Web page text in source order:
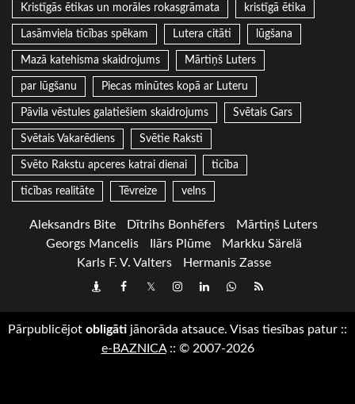
Kristīgās ētikas un morāles rokasgrāmata kristīgā ētika
Lasāmviela ticības spēkam Lutera citāti lūgšana
Mazā katehisma skaidrojums Mārtiņš Luters
par lūgšanu Piecas minūtes kopā ar Luteru
Pāvila vēstules galatiešiem skaidrojums Svētais Gars
Svētais Vakarēdiens Svētie Raksti
Svēto Rakstu apceres katrai dienai ticība
ticības realitāte Tēvreize velns
Aleksandrs Bite Dītrihs Bonhēfers
Mārtiņš Luters
Georgs Mancelis
Ilārs Plūme
Markku Särelä
Karls F. V. Valters
Hermanis Zasse
DraugiemFacebook
TwitterInstagram
LinkedInwhatsapp
RSS
Pārpublicējot obligāti jānorāda atsauce. Visas tiesības patur ::
e-BAZNICA:: © 2007-2026